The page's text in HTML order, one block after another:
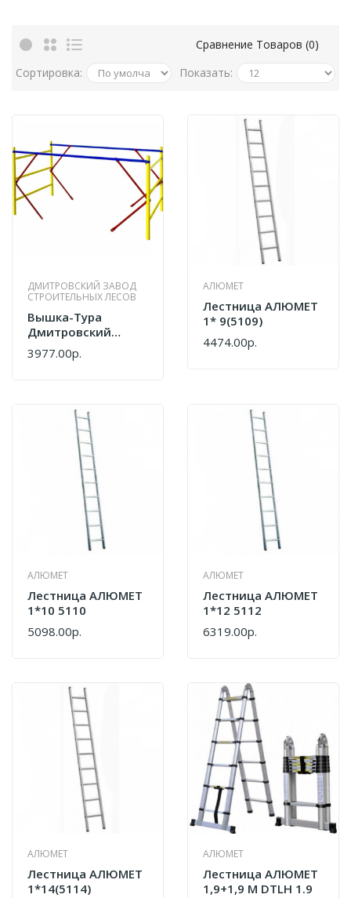
Сравнение Товаров (0)
Сортировка:
Показать:
ДМИТРОВСКИЙ ЗАВОД
СТРОИТЕЛЬНЫХ ЛЕСОВ
Вышка-Тура
Дмитровский
Завод
Строительных
3977.00р.
АЛЮМЕТ
Лестница АЛЮМЕТ
1* 9(5109)
4474.00р.
АЛЮМЕТ
Лестница АЛЮМЕТ
1*10 5110
5098.00р.
АЛЮМЕТ
Лестница АЛЮМЕТ
1*12 5112
6319.00р.
АЛЮМЕТ
Лестница АЛЮМЕТ
1*14(5114)
АЛЮМЕТ
Лестница АЛЮМЕТ
1,9+1,9 М DTLH 1.9